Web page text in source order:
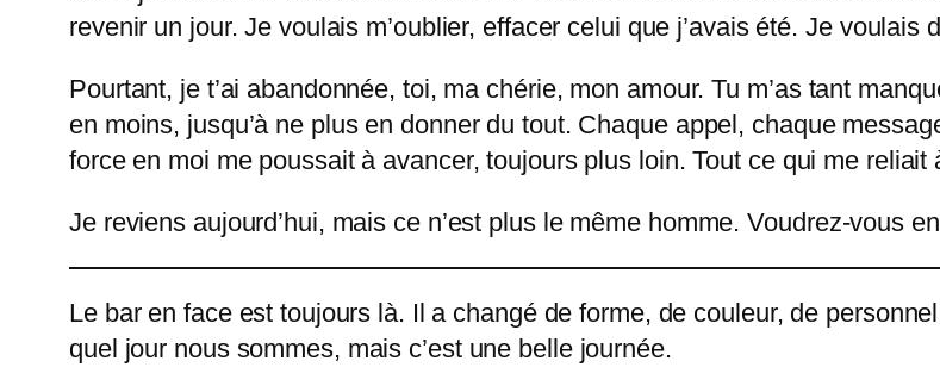
revenir un jour. Je voulais m’oublier, effacer celui que j’avais été. Je
Pourtant, je t’ai abandonnée, toi, ma chérie, mon amour. Tu m’as tant
en moins, jusqu’à ne plus en donner du tout. Chaque appel, chaque
force en moi me poussait à avancer, toujours plus loin. Tout ce qui me
Je reviens aujourd’hui, mais ce n’est plus le même homme. Voudrez-vous
Le bar en face est toujours là. Il a changé de forme, de couleur, de
quel jour nous sommes, mais c’est une belle journée.